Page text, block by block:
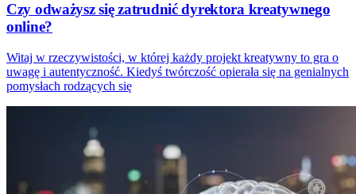
Czy odważysz się zatrudnić dyrektora kreatywnego
online?
Witaj w rzeczywistości, w której każdy projekt kreatywny to gra o
uwagę i autentyczność. Kiedyś twórczość opierała się na genialnych
pomysłach rodzących się